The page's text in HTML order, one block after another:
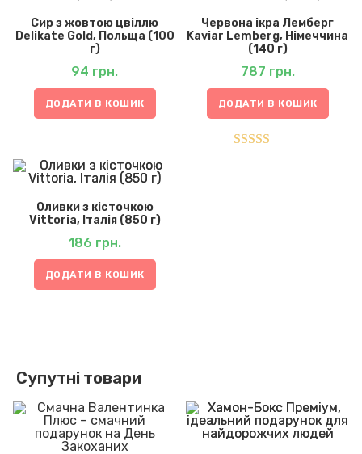
Сир з жовтою цвіллю
Delikate Gold, Польща (100
г)
94 грн.
ДОДАТИ В КОШИК
Червона ікра Лемберг
Kaviar Lemberg, Німеччина
(140 г)
787 грн.
ДОДАТИ В КОШИК
Оливки з кісточкою
Vittoria, Італія (850 г)
186 грн.
ДОДАТИ В КОШИК
Супутні товари